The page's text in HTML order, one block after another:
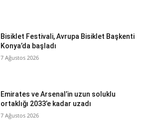
Bisiklet Festivali, Avrupa Bisiklet Başkenti
Konya’da başladı
7 Ağustos 2026
Emirates ve Arsenal’in uzun soluklu
ortaklığı 2033’e kadar uzadı
7 Ağustos 2026